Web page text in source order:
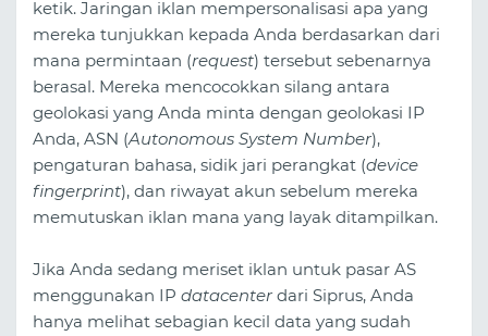
ketik. Jaringan iklan mempersonalisasi apa yang
mereka tunjukkan kepada Anda berdasarkan dari
mana permintaan (request) tersebut sebenarnya
berasal. Mereka mencocokkan silang antara
geolokasi yang Anda minta dengan geolokasi IP
Anda, ASN (Autonomous System Number),
pengaturan bahasa, sidik jari perangkat (device
fingerprint), dan riwayat akun sebelum mereka
memutuskan iklan mana yang layak ditampilkan.
Jika Anda sedang meriset iklan untuk pasar AS
menggunakan IP datacenterdari Siprus, Anda
hanya melihat sebagian kecil data yang sudah